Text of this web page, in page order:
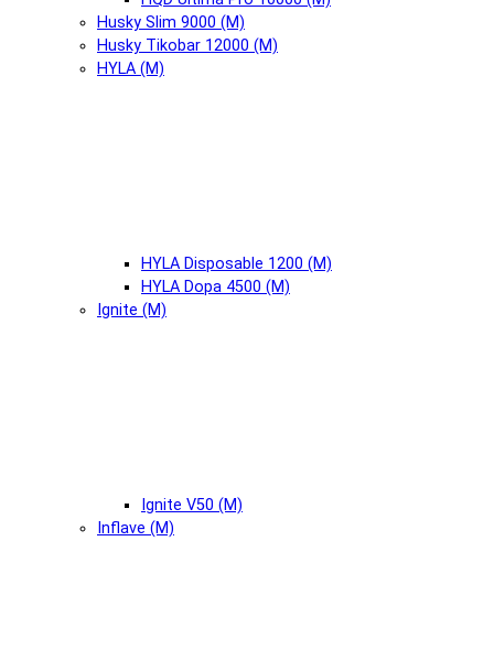
Husky Slim 9000 (М)
Husky Tikobar 12000 (М)
HYLA (М)
HYLA Disposable 1200 (М)
HYLA Dopa 4500 (М)
Ignite (М)
Ignite V50 (М)
Inflave (М)